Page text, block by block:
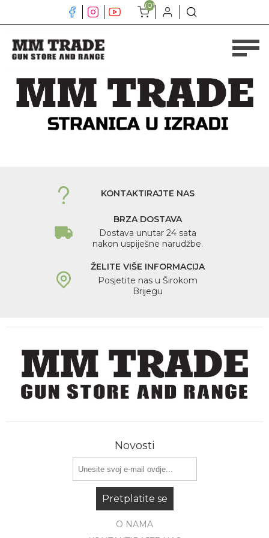
(0)
KONTAKTIRAJTE NAS
BRZA DOSTAVA
Dostava unutar 24 sata
nakon uspiješne narudžbe.
ŽELITE VIŠE INFORMACIJA
Posjetite nas u Širokom
Brijegu
Novosti
Pretplatite se
O NAMA